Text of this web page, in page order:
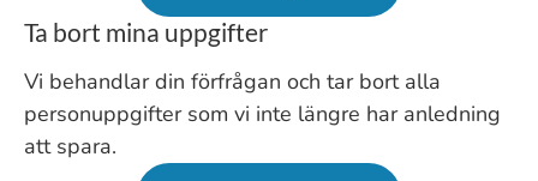
Ta bort mina uppgifter
Vi behandlar din förfrågan och tar bort alla
personuppgifter som vi inte längre har anledning
att spara.